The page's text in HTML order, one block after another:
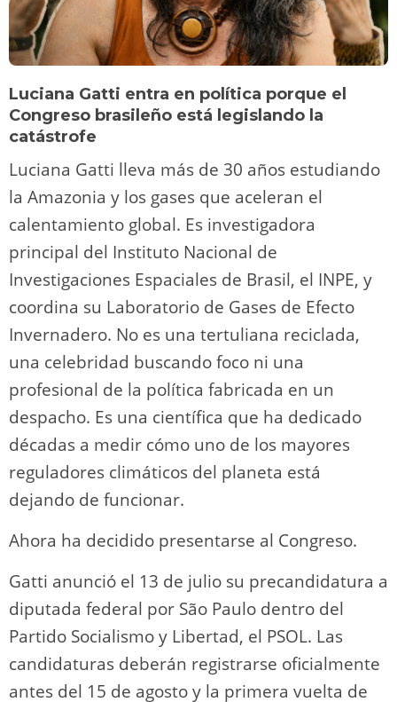
Luciana Gatti entra en política porque el
Congreso brasileño está legislando la
catástrofe
Luciana Gatti lleva más de 30 años estudiando
la Amazonia y los gases que aceleran el
calentamiento global. Es investigadora
principal del Instituto Nacional de
Investigaciones Espaciales de Brasil, el INPE, y
coordina su Laboratorio de Gases de Efecto
Invernadero. No es una tertuliana reciclada,
una celebridad buscando foco ni una
profesional de la política fabricada en un
despacho. Es una científica que ha dedicado
décadas a medir cómo uno de los mayores
reguladores climáticos del planeta está
dejando de funcionar.
Ahora ha decidido presentarse al Congreso.
Gatti anunció el 13 de julio su precandidatura a
diputada federal por São Paulo dentro del
Partido Socialismo y Libertad, el PSOL. Las
candidaturas deberán registrarse oficialmente
antes del 15 de agosto y la primera vuelta de